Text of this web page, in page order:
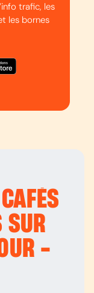
trafic, les
les bornes
SUR
-